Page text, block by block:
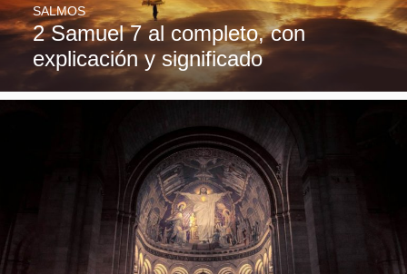
2 Samuel 7 al completo, con
explicación y significado
SALMOS